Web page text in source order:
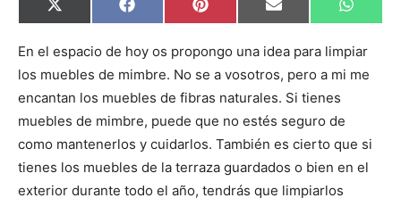
C
o
p
r
i
r
e
n
X
(
w
t
t
e
r
)
C
o
p
r
i
r
e
n
F
a
e
o
o
k
C
o
p
r
i
r
e
n
P
i
t
r
e
s
t
C
o
p
r
i
r
e
n
E
m
i
C
o
p
r
n
W
h
t
A
En el espacio de hoy os propongo una idea para limpiar
los muebles de mimbre. No se a vosotros, pero a mi me
encantan los muebles de fibras naturales. Si tienes
muebles de mimbre, puede que no estés seguro de
como mantenerlos y cuidarlos. También es cierto que si
tienes los muebles de la terraza guardados o bien en el
exterior durante todo el año, tendrás que limpiarlos